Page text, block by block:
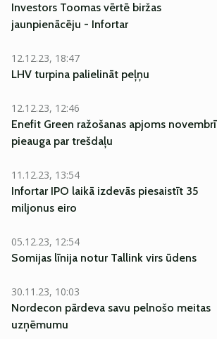
Investors Toomas vērtē biržas
jaunpienācēju - Infortar
12.12.23, 18:47
LHV turpina palielināt peļņu
12.12.23, 12:46
Enefit Green ražošanas apjoms novembrī
pieauga par trešdaļu
11.12.23, 13:54
Infortar IPO laikā izdevās piesaistīt 35
miljonus eiro
05.12.23, 12:54
Somijas līnija notur Tallink virs ūdens
30.11.23, 10:03
Nordecon pārdeva savu pelnošo meitas
uzņēmumu